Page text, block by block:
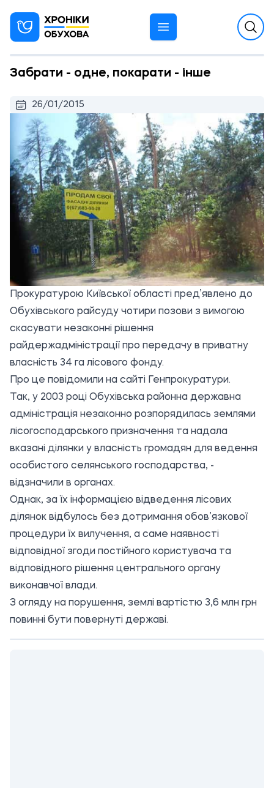
Забрати - одне, покарати - інше
26/01/2015
Прокуратурою Київської області пред’явлено до
Обухівського райсуду чотири позови з вимогою
скасувати незаконні рішення
райдержадміністрації про передачу в приватну
власність 34 га лісового фонду.
Про це повідомили на сайті Генпрокуратури.
Так, у 2003 році Обухівська районна державна
адміністрація незаконно розпорядилась землями
лісогосподарського призначення та надала
вказані ділянки у власність громадян для ведення
особистого селянського господарства, -
відзначили в органах.
Однак, за їх інформацією відведення лісових
ділянок відбулось без дотримання обов’язкової
процедури їх вилучення, а саме наявності
відповідної згоди постійного користувача та
відповідного рішення центрального органу
виконавчої влади.
З огляду на порушення, землі вартістю 3,6 млн грн
повинні бути повернуті державі.